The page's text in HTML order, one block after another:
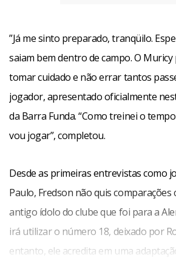
”Já me sinto preparado, tranqüilo.
saiam bem dentro de campo. O
tomar cuidado e não errar tantos
jogador, apresentado oficialmente
da Barra Funda. “Como treinei o
vou jogar”, completou.
Desde as primeiras entrevistas como
Paulo, Fredson não quis comparações
antigo ídolo do clube que foi para a
irá utilizar o número 18, deixado por
entanto, ele acredita em uma